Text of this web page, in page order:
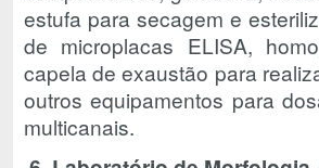
estufa para secagem e
de microplacas ELISA,
capela de exaustão para
outros equipamentos para
multicanais.